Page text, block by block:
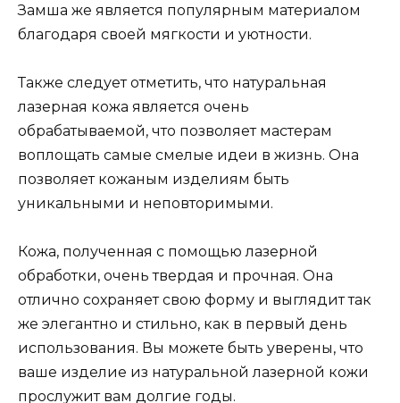
Замша же является популярным материалом
благодаря своей мягкости и уютности.
Также следует отметить, что натуральная
лазерная кожа является очень
обрабатываемой, что позволяет мастерам
воплощать самые смелые идеи в жизнь. Она
позволяет кожаным изделиям быть
уникальными и неповторимыми.
Кожа, полученная с помощью лазерной
обработки, очень твердая и прочная. Она
отлично сохраняет свою форму и выглядит так
же элегантно и стильно, как в первый день
использования. Вы можете быть уверены, что
ваше изделие из натуральной лазерной кожи
прослужит вам долгие годы.